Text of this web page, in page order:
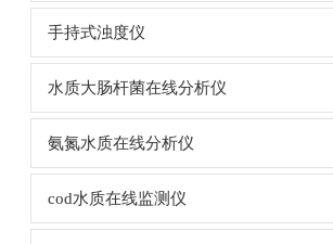
手持式浊度仪
水质大肠杆菌在线分析仪
氨氮水质在线分析仪
cod水质在线监测仪